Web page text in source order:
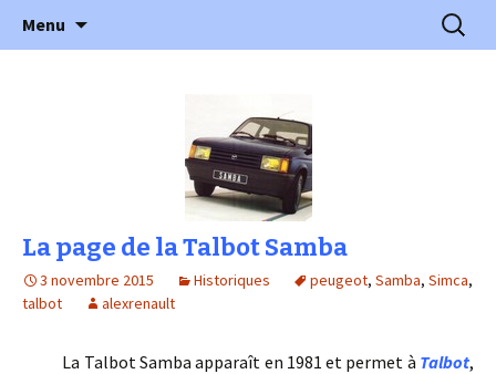
l'Automobile Ancienne
l'automobile ancienne : articles, historiques
…
Menu
La page de la Talbot Samba
3 novembre 2015 Historiques peugeot, Samba, Simca,
talbot
alexrenault
La Talbot Samba apparaît en 1981 et permet à Talbot,